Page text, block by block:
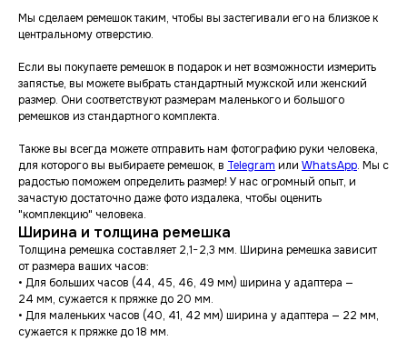
Мы сделаем ремешок таким, чтобы вы застегивали его на близкое к
центральному отверстию.
Если вы покупаете ремешок в подарок и нет возможности измерить
запястье, вы можете выбрать стандартный мужской или женский
размер. Они соответствуют размерам маленького и большого
ремешков из стандартного комплекта.
Также вы всегда можете отправить нам фотографию руки человека,
для которого вы выбираете ремешок, в Telegram или WhatsApp. Мы с
радостью поможем определить размер! У нас огромный опыт, и
зачастую достаточно даже фото издалека, чтобы оценить
"комплекцию" человека.
Ширина и толщина ремешка
Толщина ремешка составляет 2,1−2,3 мм. Ширина ремешка зависит
от размера ваших часов:
• Для больших часов (44, 45, 46, 49 мм) ширина у адаптера —
24 мм, сужается к пряжке до 20 мм.
• Для маленьких часов (40, 41, 42 мм) ширина у адаптера — 22 мм,
сужается к пряжке до 18 мм.